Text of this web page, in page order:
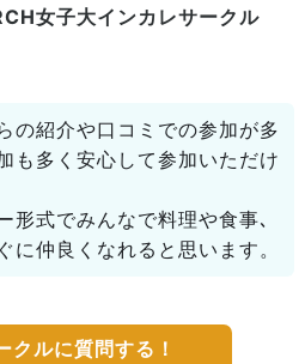
女子大インカレサークル
の紹介や口コミでの参加が多
も多く安心して参加いただけ
形式でみんなで料理や食事､
に仲良くなれると思います。
クルに質問する！